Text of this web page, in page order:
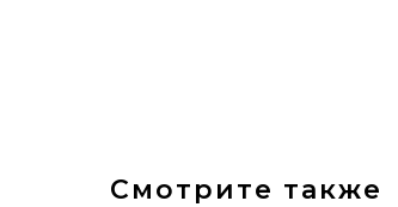
Смотрите также